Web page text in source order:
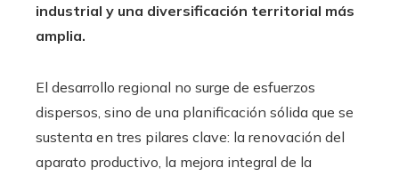
industrial y una diversificación territorial más
amplia.
El desarrollo regional no surge de esfuerzos
dispersos, sino de una planificación sólida que se
sustenta en tres pilares clave: la renovación del
aparato productivo, la mejora integral de la